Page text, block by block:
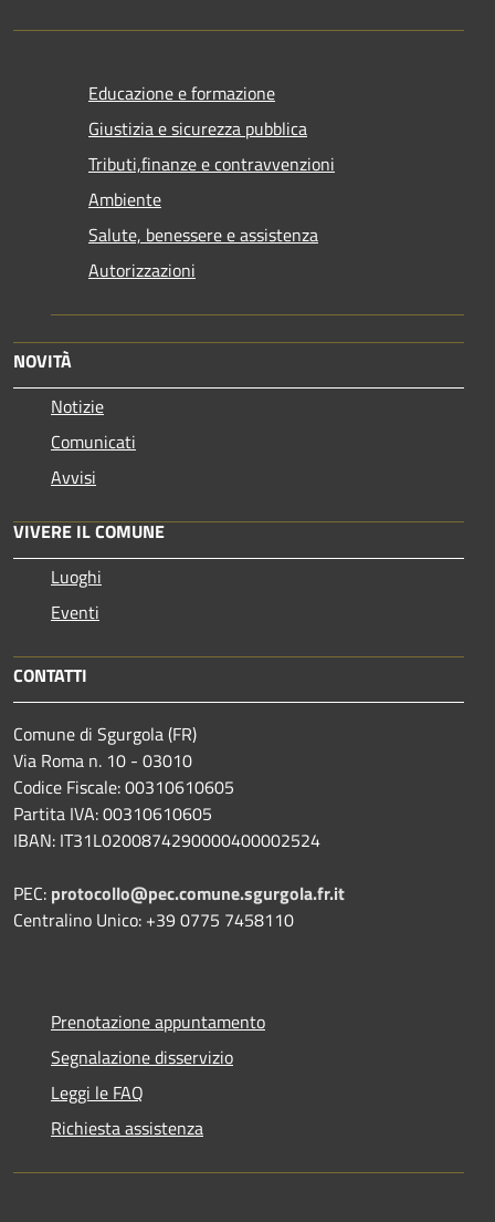
Educazione e formazione
Giustizia e sicurezza pubblica
Tributi,finanze e contravvenzioni
Ambiente
Salute, benessere e assistenza
Autorizzazioni
NOVITÀ
Notizie
Comunicati
Avvisi
VIVERE IL COMUNE
Luoghi
Eventi
CONTATTI
Comune di Sgurgola (FR)
Via Roma n. 10 - 03010
Codice Fiscale: 00310610605
Partita IVA: 00310610605
IBAN: IT31L0200874290000400002524
PEC: protocollo@pec.comune.sgurgola.fr.it
Centralino Unico: +39 0775 7458110
Prenotazione appuntamento
Segnalazione disservizio
Leggi le FAQ
Richiesta assistenza